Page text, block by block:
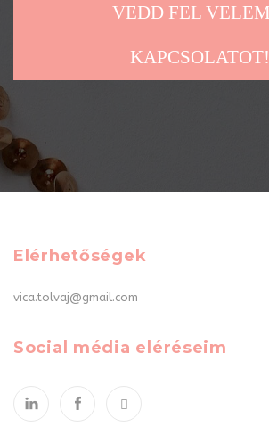
VEDD FEL
KAPCSOLATOT!
Elérhetőségek
vica.tolvaj@gmail.com
Social média eléréseim